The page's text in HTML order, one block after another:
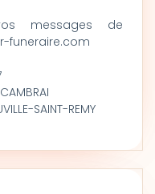
messages de
funeraire.com
SAINT-REMY